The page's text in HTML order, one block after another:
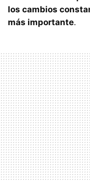
los cambios
más importante.